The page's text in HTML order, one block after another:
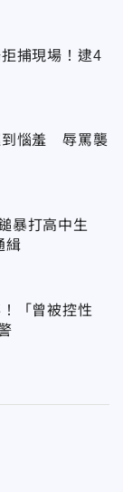
捕現場！逮4
到惱羞 辱罵襲
暴打高中生
緝
「曾被控性